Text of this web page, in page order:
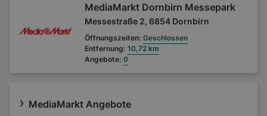
MediaMarkt Dornbirn Messepark
Messestraße 2, 6854 Dornbirn
Öffnungszeiten: Geschlossen
Entfernung: 10,72 km
Angebote: 0
MediaMarkt Angebote